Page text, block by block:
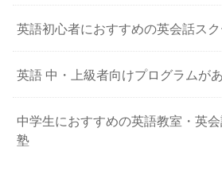
英語初心者におすすめの英会話ス
英語 中・上級者向けプログラムが
中学生におすすめの英語教室・英
塾